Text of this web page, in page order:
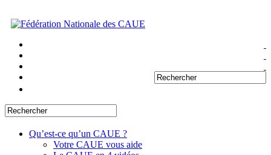
Qu’est-ce qu’un CAUE ?
Votre CAUE vous aide